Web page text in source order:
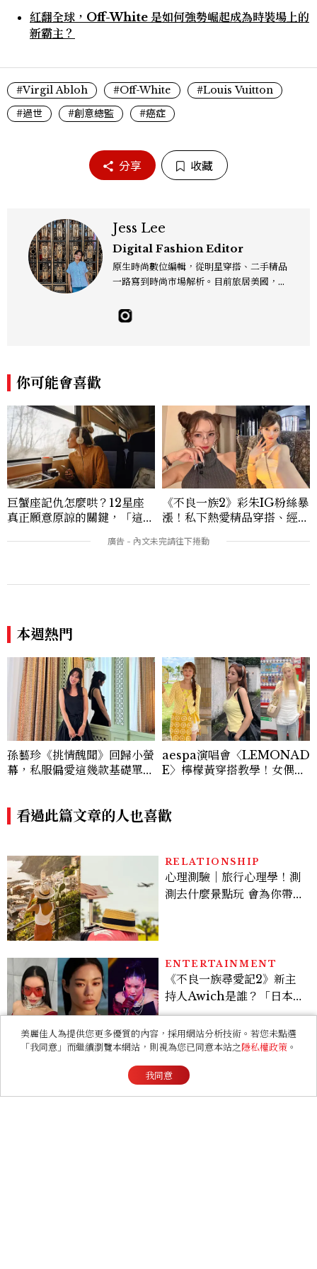
紅翻全球，Off-White 是如何強勢崛起成為時裝場上的
新霸主？
#Virgil Abloh #Off-White
#Louis Vuitton
#過世
#創意總監 #癌症
分享 收藏
Jess Lee
Digital Fashion Editor
原生時尚數位編輯，從明星穿搭、二手精品
一路寫到時尚市場解析。目前旅居美國，同
sslee9471@gmail.com
你可能會喜歡
巨蟹座記仇怎麼哄？12星座
真正願意原諒的關鍵，「這星
《不良一族2》彩朱IG粉絲暴
漲！私下熱愛精品穿搭、經營
員
孫藝珍《挑情醜聞》回歸小螢
幕，私服偏愛這幾款基礎單
品，隨手一穿都是高級感範
本！
aespa演唱會〈LEMONAD
E〉檸檬黃穿搭教學！女偶像
3招搭法、Karina同款造型
必跟上
看過此篇文章的人也喜歡
RELATIONSHIP
好運
ENTERTAINMENT
《不良一族尋愛記2》新主
持人Awich是誰？「日本嘻
LIFESTYLE
卡娜赫拉粉紅兔兔降臨金針
花海！2026花蓮赤科山8月
迎滿開花期，40公頃金色花
毯＋夢幻打卡攻略
BEAUTY
2026護手霜推薦40款！平
美麗佳人為提供您更多優質的內容，採用網站分析技術。若您未點選
「我同意」而繼續瀏覽本網站，則視為您已同意本站之隱私權政策 。
我同意